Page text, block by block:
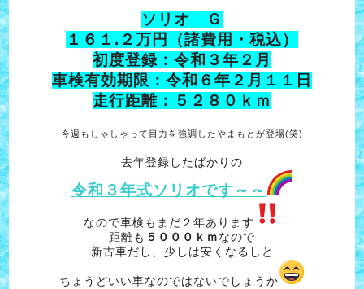
ソリオ Ｇ
１６１.２万円（諸費用・税込）
初度登録：令和３年２月
車検有効期限：令和６年２月１１日
走行距離：５２８０ｋｍ
今週もしゃしゃって目力を強調したやまもとが登場(笑)
去年登録したばかりの
令和３年式ソリオです～～
なので車検もまだ２年あります
距離も ５０００ｋｍなので
新古車だし、少しは安くなるしと
ちょうどいい車なのではないでしょうか